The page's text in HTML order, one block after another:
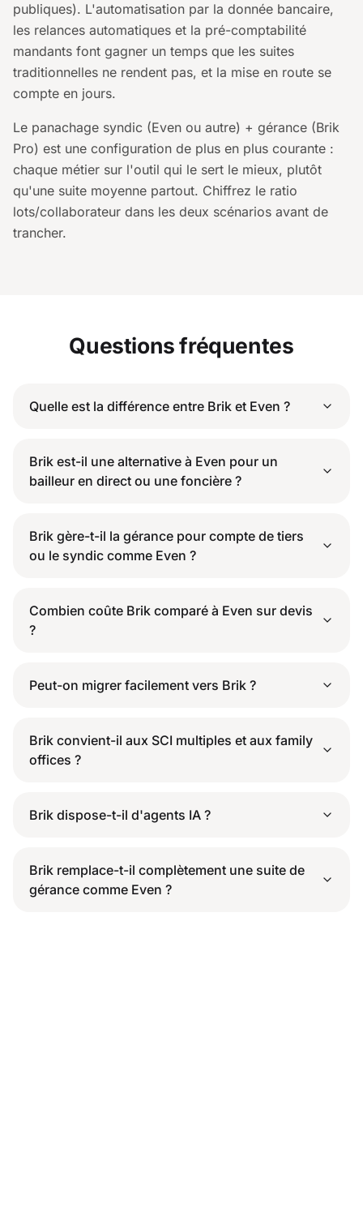
publiques). L'automatisation par la donnée bancaire,
les relances automatiques et la pré-comptabilité
mandants font gagner un temps que les suites
traditionnelles ne rendent pas, et la mise en route se
compte en jours.
Le panachage syndic (Even ou autre) + gérance (Brik
Pro) est une configuration de plus en plus courante :
chaque métier sur l'outil qui le sert le mieux, plutôt
qu'une suite moyenne partout. Chiffrez le ratio
lots/collaborateur dans les deux scénarios avant de
trancher.
Questions fréquentes
Quelle est la différence entre Brik et Even ?
Brik est-il une alternative à Even pour un
bailleur en direct ou une foncière ?
Brik gère-t-il la gérance pour compte de tiers
ou le syndic comme Even ?
Combien coûte Brik comparé à Even sur devis
?
Peut-on migrer facilement vers Brik ?
Brik convient-il aux SCI multiples et aux family
offices ?
Brik dispose-t-il d'agents IA ?
Brik remplace-t-il complètement une suite de
gérance comme Even ?